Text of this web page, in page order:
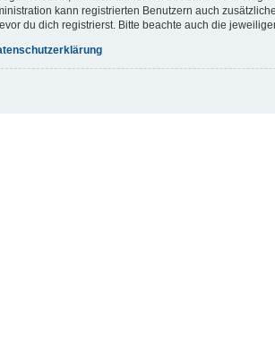
kann registrierten Benutzern auch
du dich registrierst. Bitte beachte auch die